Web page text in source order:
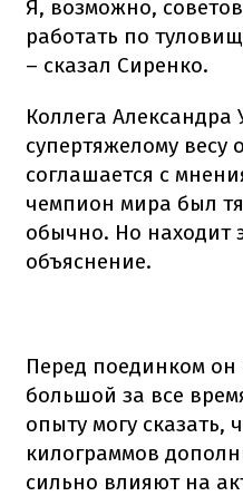
Я, возможно,
работать по
– сказал Сиренко.
Коллега Александра
супертяжелому весу
соглашается с
чемпион мира был
обычно. Но находит
объяснение.
Перед поединком
большой за все
опыту могу сказать,
килограммов
сильно влияют на